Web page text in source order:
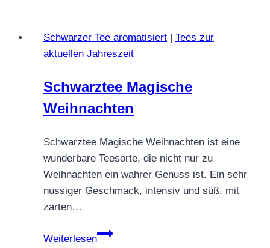
Schwarzer Tee aromatisiert | Tees zur
aktuellen Jahreszeit
Schwarztee Magische
Weihnachten
Schwarztee Magische Weihnachten ist eine
wunderbare Teesorte, die nicht nur zu
Weihnachten ein wahrer Genuss ist. Ein sehr
nussiger Geschmack, intensiv und süß, mit
zarten…
Weiterlesen
Schwarztee